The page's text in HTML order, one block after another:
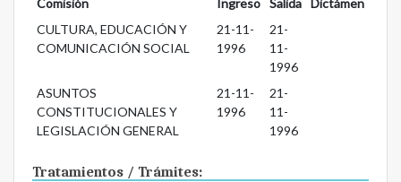
Comisión Ingreso Salida
Dictámen
CULTURA, EDUCACIÓN Y
COMUNICACIÓN SOCIAL
21-11-
1996
21-
11-
1996
ASUNTOS
CONSTITUCIONALES Y
LEGISLACIÓN GENERAL
21-11-
1996
21-
11-
1996
Tratamientos / Trámites: